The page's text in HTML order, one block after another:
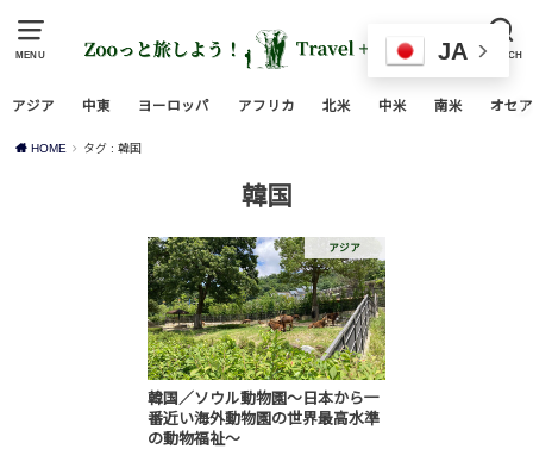
MENU SEARCH
アジア 中東 ヨーロッパ アフリカ 北米 中米 南米 オセ
HOME タグ : 韓国
韓国
アジア
韓国／ソウル動物園～日本から一
番近い海外動物園の世界最高水準
の動物福祉～
JA